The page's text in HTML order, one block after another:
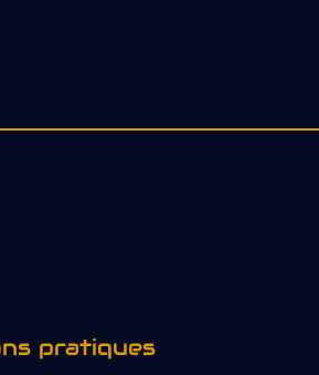
pratiques